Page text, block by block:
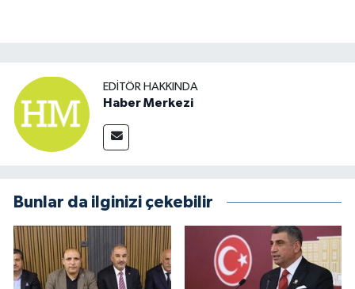
EDITÖR HAKKINDA
Haber Merkezi
Bunlar da ilginizi çekebilir